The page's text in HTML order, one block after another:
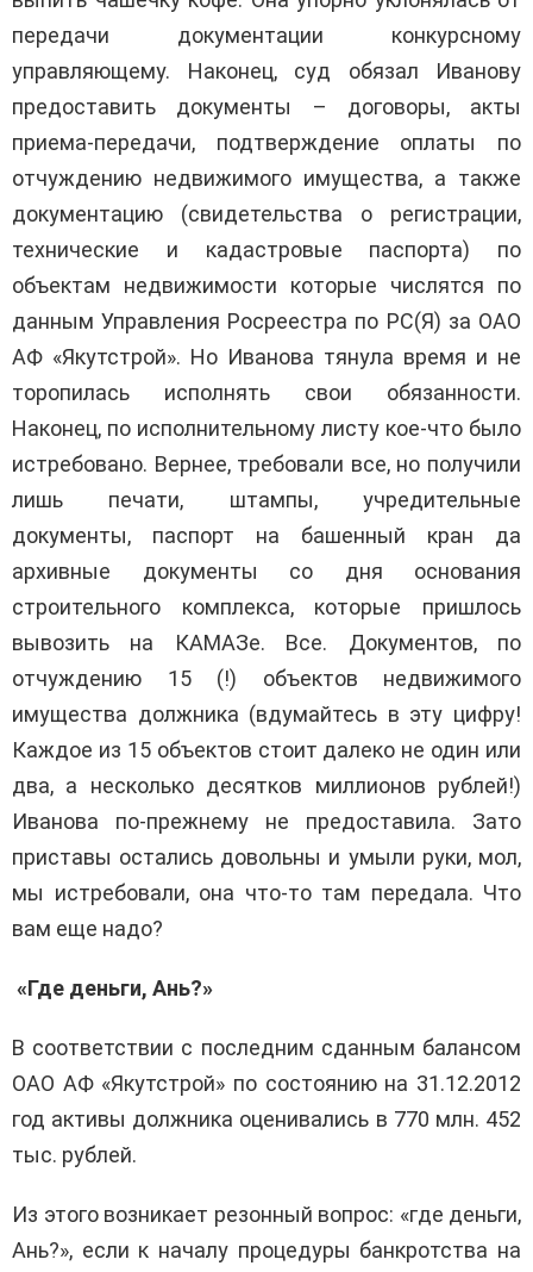
передачи документации конкурсному
управляющему. Наконец, суд обязал Иванову
предоставить документы – договоры, акты
приема-передачи, подтверждение оплаты по
отчуждению недвижимого имущества, а также
документацию (свидетельства о регистрации,
технические и кадастровые паспорта) по
объектам недвижимости которые числятся по
данным Управления Росреестра по РС(Я) за ОАО
АФ «Якутстрой». Но Иванова тянула время и не
торопилась исполнять свои обязанности.
Наконец, по исполнительному листу кое-что было
истребовано. Вернее, требовали все, но получили
лишь печати, штампы, учредительные
документы, паспорт на башенный кран да
архивные документы со дня основания
строительного комплекса, которые пришлось
вывозить на КАМАЗе. Все. Документов, по
отчуждению 15 (!) объектов недвижимого
имущества должника (вдумайтесь в эту цифру!
Каждое из 15 объектов стоит далеко не один или
два, а несколько десятков миллионов рублей!)
Иванова по-прежнему не предоставила. Зато
приставы остались довольны и умыли руки, мол,
мы истребовали, она что-то там передала. Что
вам еще надо?
«Где деньги, Ань?»
В соответствии с последним сданным балансом
ОАО АФ «Якутстрой» по состоянию на 31.12.2012
год активы должника оценивались в 770 млн. 452
тыс. рублей.
Из этого возникает резонный вопрос: «где деньги,
Ань?», если к началу процедуры банкротства на